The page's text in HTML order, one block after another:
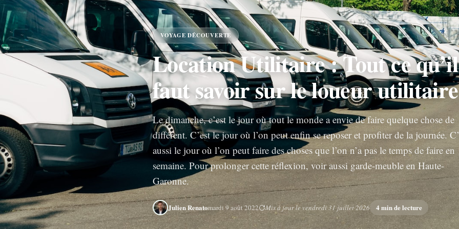
VOYAGE DÉCOUVERTE
Location Utilitaire : Tout ce qu’il
faut savoir sur le loueur utilitaire
Le dimanche, c’est le jour où tout le monde a envie de faire quelque chose de
différent. C’est le jour où l’on peut enfin se reposer et profiter de la journée.
aussi le jour où l’on peut faire des choses que l’on n’a pas le temps de faire en
semaine. Pour prolonger cette réflexion, voir aussi garde-meuble en Haute-
Garonne.
Julien Renatomardi 9 août 2022 Mis à jour le vendredi 31 juillet 2026 4 min de lecture